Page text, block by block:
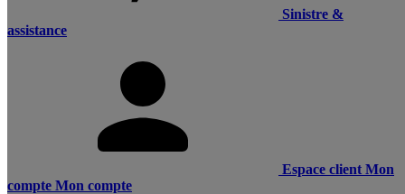
Sinistre &
assistance
Espace client Mon
compte Mon compte